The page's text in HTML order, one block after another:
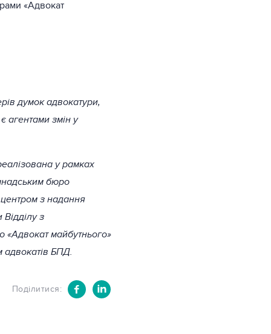
«Адвокат
думок адвокатури,
агентами змін у
у рамках
бюро
центром з надання
з
«Адвокат майбутнього»
адвокатів БПД.
Поділитися: